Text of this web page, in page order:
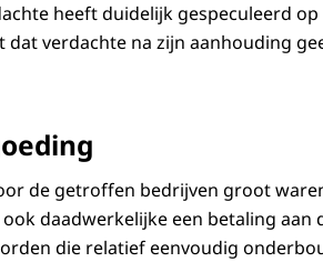
heeft duidelijk gespeculeerd
dat verdachte na zijn aanhouding
de getroffen bedrijven groot
daadwerkelijke een betaling
die relatief eenvoudig